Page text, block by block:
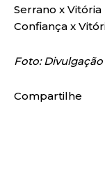
Serrano x Vitória
Confiança x
Foto: Divulgação
Compartilhe